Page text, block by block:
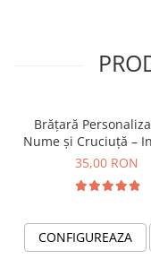
Brățară
Nume și Cruciuță –
IP
35,00 RON
CONFIGUREAZA